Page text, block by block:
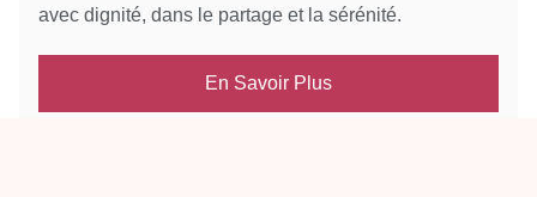
avec dignité, dans le partage et la sérénité.
En Savoir Plus